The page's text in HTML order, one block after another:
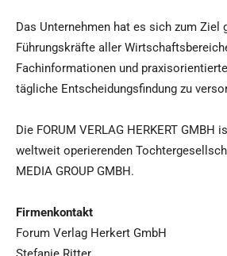
Das Unternehmen hat es sich zum Ziel
Führungskräfte aller
Fachinformationen und
tägliche Entscheidungsfindung zu
Die FORUM VERLAG HERKERT GMBH
weltweit operierenden
MEDIA GROUP GMBH.
Firmenkontakt
Forum Verlag Herkert GmbH